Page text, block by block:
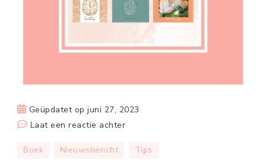
Geüpdatet opjuni 27, 2023
Laat een reactie achterop
van
Boek Nieuwsbericht Tips